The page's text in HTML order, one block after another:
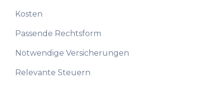
Kosten
Passende Rechtsform
Notwendige Versicherungen
Relevante Steuern